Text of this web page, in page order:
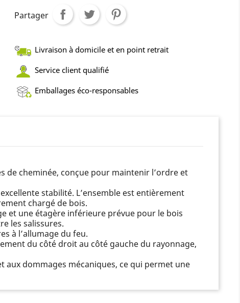
Partager
Livraison à domicile et en point retrait
Service client qualifié
Emballages éco-responsables
de cheminée, conçue pour maintenir l’ordre et
stabilité. L’ensemble est entièrement
chargé de bois.
et une étagère inférieure prévue pour le bois
les salissures.
à l’allumage du feu.
du côté droit au côté gauche du rayonnage,
dommages mécaniques, ce qui permet une